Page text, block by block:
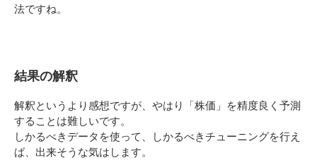
法ですね。
結果の解釈
解釈というより感想ですが、やはり「株価」を精度良く予測
することは難しいです。
しかるべきデータを使って、しかるべきチューニングを行え
ば、出来そうな気はします。